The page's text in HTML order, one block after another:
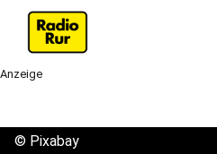
Anzeige
© Pixabay